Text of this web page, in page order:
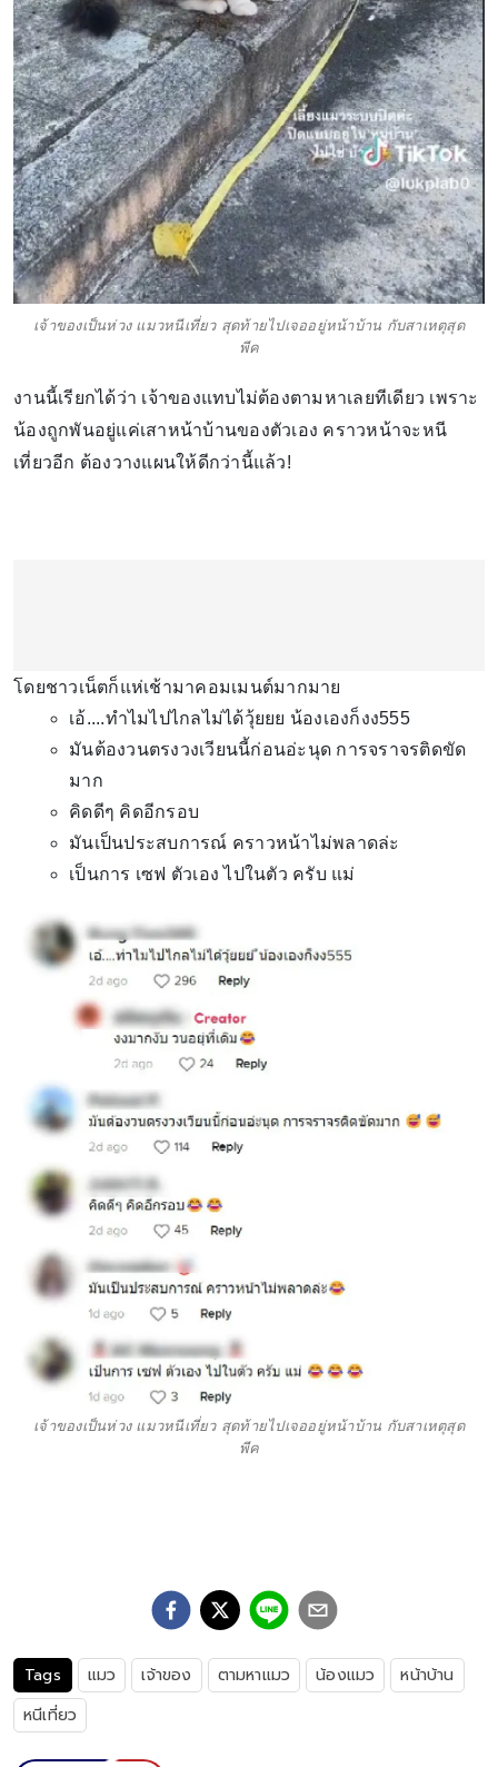
เจ้าของเป็นห่วง แมวหนีเที่ยว สุดท้ายไปเจออยู่หน้าบ้าน กับสาเหตุสุด
พีค
งานนี้เรียกได้ว่า เจ้าของแทบไม่ต้องตามหาเลยทีเดียว เพราะ
น้องถูกพันอยู่แค่เสาหน้าบ้านของตัวเอง คราวหน้าจะหนี
เที่ยวอีก ต้องวางแผนให้ดีกว่านี้แล้ว!
โดยชาวเน็ตก็แห่เช้ามาคอมเมนต์มากมาย
เอ้....ทำไมไปไกลไม่ได้วุ้ยยย น้องเองก็งง555
มันต้องวนตรงวงเวียนนี้ก่อนอ่ะนุด การจราจรติดขัด
มาก
คิดดีๆ คิดอีกรอบ
มันเป็นประสบการณ์ คราวหน้าไม่พลาดล่ะ
เป็นการ เซฟ ตัวเอง ไปในตัว ครับ แม่
เจ้าของเป็นห่วง แมวหนีเที่ยว สุดท้ายไปเจออยู่หน้าบ้าน กับสาเหตุสุด
พีค
Tags แมว เจ้าของ ตามหาแมว น้องแมว
หน้าบ้าน
หนีเที่ยว